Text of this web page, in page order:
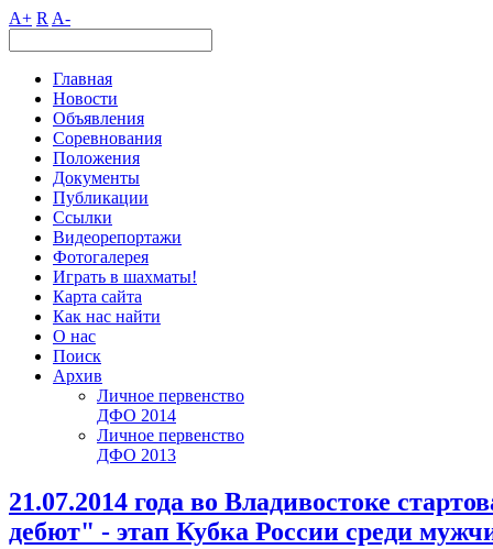
A+ R A-
Главная
Новости
Объявления
Соревнования
Положения
Документы
Публикации
Ссылки
Видеорепортажи
Фотогалерея
Играть в шахматы!
Карта сайта
Как нас найти
О нас
Поиск
Архив
Личное первенство
ДФО 2014
Личное первенство
ДФО 2013
21.07.2014 года во Владивостоке
дебют" - этап Кубка России среди